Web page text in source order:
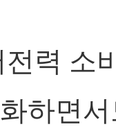
력 소
하면